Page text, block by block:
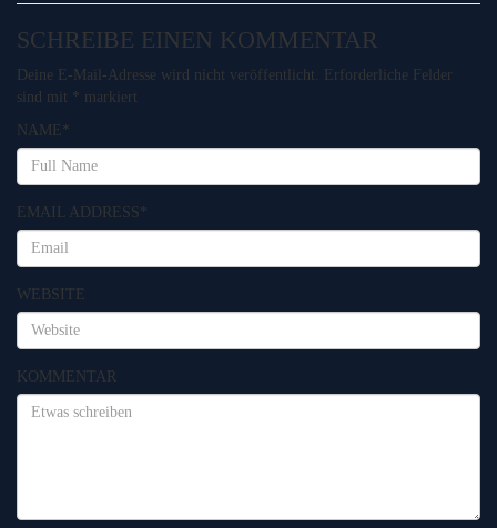
SCHREIBE EINEN KOMMENTAR
Deine E-Mail-Adresse wird nicht veröffentlicht.
Erforderliche Felder
sind mit * markiert
NAME *
EMAIL ADDRESS*
WEBSITE
KOMMENTAR